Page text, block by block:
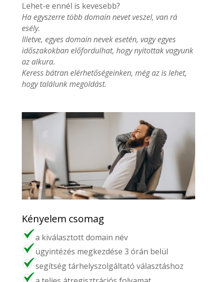
Lehet-e ennél is kevesebb?
Ha egyszerre több domain nevet veszel, van rá
esély.
Illetve, egyes domain nevek esetén, vagy egyes
időszakokban előfordulhat, hogy nyitottak vagyunk
az alkura.
Keress bátran elérhetőségeinken, még az is lehet,
hogy találunk megoldást.
Kényelem csomag
a kiválasztott domain név
ügyintézés megkezdése 3 órán belül
segítség tárhelyszolgáltató választáshoz